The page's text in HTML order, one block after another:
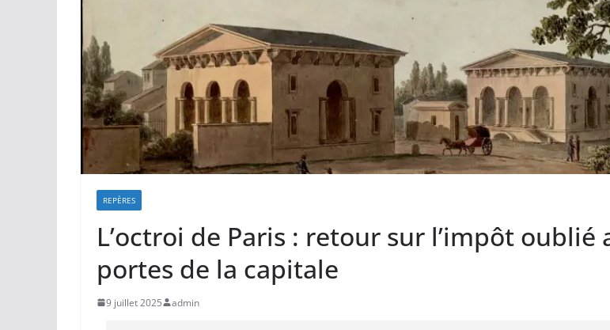
REPÈRES
L’octroi de Paris : retour sur l’impôt oublié
portes de la capitale
9 juillet 2025 admin